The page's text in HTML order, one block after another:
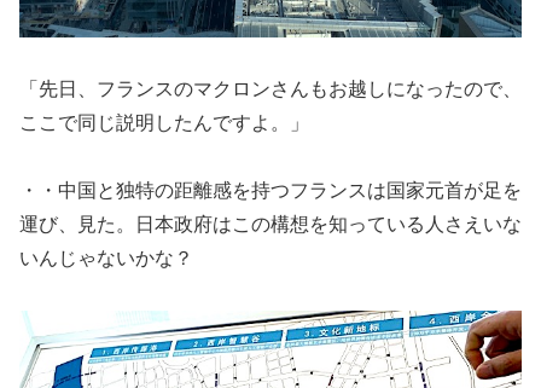
「先日、フランスのマクロンさんもお越しになったので、
ここで同じ説明したんですよ。」
・・中国と独特の距離感を持つフランスは国家元首が足を
運び、見た。日本政府はこの構想を知っている人さえいな
いんじゃないかな？